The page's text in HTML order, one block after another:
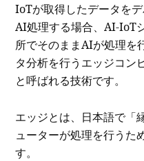
IoTが取得したデータを
AI処理する場合、AI-IoT
所でそのままAIが処理を
タ分析を行うエッジコン
と呼ばれる技術です。
エッジとは、日本語で「
ューターが処理を行うた
す。